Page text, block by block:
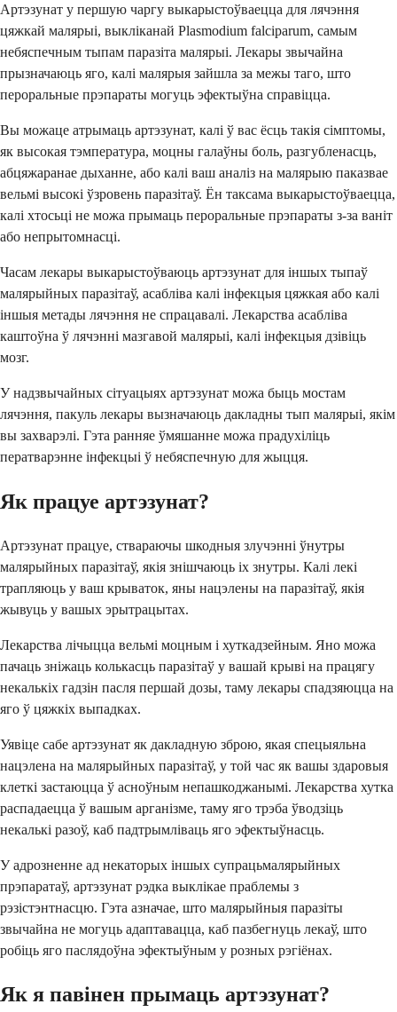
Артэзунат у першую чаргу выкарыстоўваецца для лячэння
цяжкай малярыі, выкліканай Plasmodium falciparum, самым
небяспечным тыпам паразіта малярыі. Лекары звычайна
прызначаюць яго, калі малярыя зайшла за межы таго, што
пероральные прэпараты могуць эфектыўна справіцца.
Вы можаце атрымаць артэзунат, калі ў вас ёсць такія сімптомы,
як высокая тэмпература, моцны галаўны боль, разгубленасць,
абцяжаранае дыханне, або калі ваш аналіз на малярыю паказвае
вельмі высокі ўзровень паразітаў. Ён таксама выкарыстоўваецца,
калі хтосьці не можа прымаць пероральные прэпараты з-за ваніт
або непрытомнасці.
Часам лекары выкарыстоўваюць артэзунат для іншых тыпаў
малярыйных паразітаў, асабліва калі інфекцыя цяжкая або калі
іншыя метады лячэння не спрацавалі. Лекарства асабліва
каштоўна ў лячэнні мазгавой малярыі, калі інфекцыя дзівіць
мозг.
У надзвычайных сітуацыях артэзунат можа быць мостам
лячэння, пакуль лекары вызначаюць дакладны тып малярыі, якім
вы захварэлі. Гэта ранняе ўмяшанне можа прадухіліць
ператварэнне інфекцыі ў небяспечную для жыцця.
Як працуе артэзунат?
Артэзунат працуе, ствараючы шкодныя злучэнні ўнутры
малярыйных паразітаў, якія знішчаюць іх знутры. Калі лекі
трапляюць у ваш крываток, яны нацэлены на паразітаў, якія
жывуць у вашых эрытрацытах.
Лекарства лічыцца вельмі моцным і хуткадзейным. Яно можа
пачаць зніжаць колькасць паразітаў у вашай крыві на працягу
некалькіх гадзін пасля першай дозы, таму лекары спадзяюцца на
яго ў цяжкіх выпадках.
Уявіце сабе артэзунат як дакладную зброю, якая спецыяльна
нацэлена на малярыйных паразітаў, у той час як вашы здаровыя
клеткі застаюцца ў асноўным непашкоджанымі. Лекарства хутка
распадаецца ў вашым арганізме, таму яго трэба ўводзіць
некалькі разоў, каб падтрымліваць яго эфектыўнасць.
У адрозненне ад некаторых іншых супрацьмалярыйных
прэпаратаў, артэзунат рэдка выклікае праблемы з
рэзістэнтнасцю. Гэта азначае, што малярыйныя паразіты
звычайна не могуць адаптавацца, каб пазбегнуць лекаў, што
робіць яго паслядоўна эфектыўным у розных рэгіёнах.
Як я павінен прымаць артэзунат?